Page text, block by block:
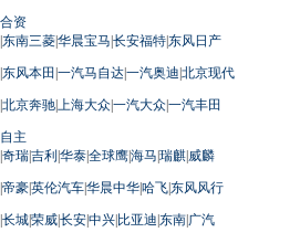
合资
|东南三菱|华晨宝马|长安福特|东风日产
|东风本田 |一汽马自达|一汽奥迪|北京现代
|北京奔驰| 上海大众|一汽大众|一汽丰田
自主
|奇瑞|吉利|华泰|全球鹰|海马|瑞麒|威麟
|帝豪|英伦汽车|华晨中华|哈飞|东风风行
|长城|荣威|长安|中兴|比亚迪|东南|广汽